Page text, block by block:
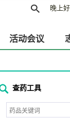
晚上好
活动会议
查药工具